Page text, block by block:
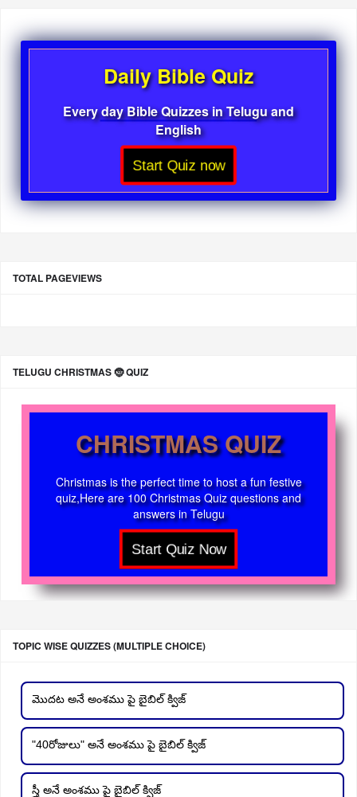
Daily Bible Quiz
Every day Bible Quizzes in Telugu and
English
Start Quiz now
TOTAL PAGEVIEWS
TELUGU CHRISTMAS 🤶 QUIZ
CHRISTMAS QUIZ
Christmas is the perfect time to host a fun festive
quiz,Here are 100 Christmas Quiz questions and
answers in Telugu
TOPIC WISE QUIZZES (MULTIPLE CHOICE)
మొదట అనే అంశము పై బైబిల్ క్విజ్
"40రోజులు" అనే అంశము పై బైబిల్ క్విజ్
స్త్రీ అనే అంశము పై బైబిల్ క్విజ్